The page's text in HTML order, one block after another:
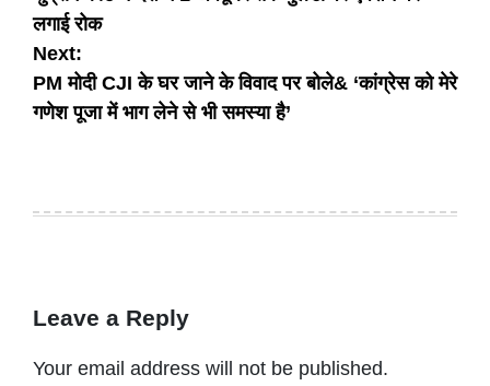
लगाई रोक
Next:
PM मोदी CJI के घर जाने के विवाद पर बोले& ‘कांग्रेस को मेरे
गणेश पूजा में भाग लेने से भी समस्या है’
Leave a Reply
Your email address will not be published.